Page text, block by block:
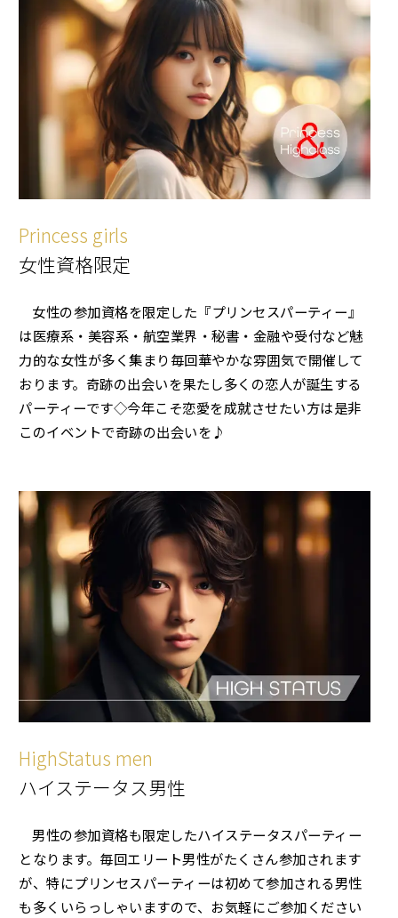
Princess girls
女性資格限定
女性の参加資格を限定した『プリンセスパーティー』
は医療系・美容系・航空業界・秘書・金融や受付など魅
力的な女性が多く集まり毎回華やかな雰囲気で開催して
おります。奇跡の出会いを果たし多くの恋人が誕生する
パーティーです◇今年こそ恋愛を成就させたい方は是非
このイベントで奇跡の出会いを♪
HighStatus men
ハイステータス男性
男性の参加資格も限定したハイステータスパーティー
となります。毎回エリート男性がたくさん参加されます
が、特にプリンセスパーティーは初めて参加される男性
も多くいらっしゃいますので、お気軽にご参加ください